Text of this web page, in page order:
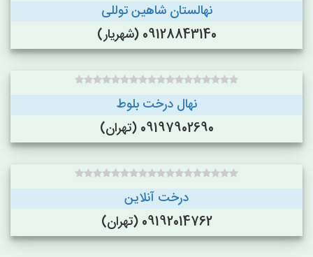
نهالستان شاهین توللی
09128843140 (شهریار)
نهال درخت بلوط
09197902690 (تهران)
درخت آنلاین
09192014762 (تهران)